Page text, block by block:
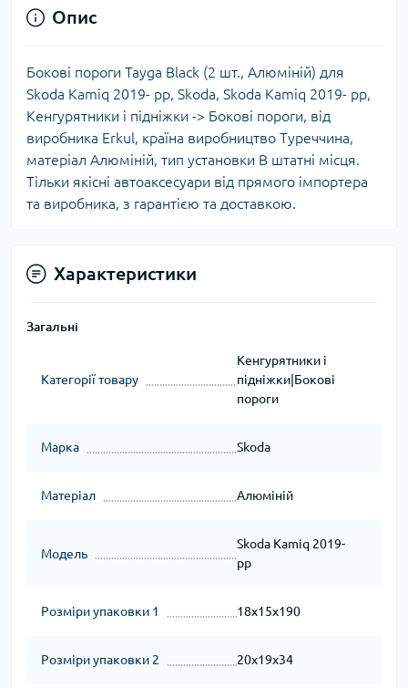
Опис
Бокові пороги Tayga Black (2 шт., Алюміній) для
Skoda Kamiq 2019- рр, Skoda, Skoda Kamiq 2019- рр,
Кенгурятники і підніжки -> Бокові пороги, від
виробника Erkul, країна виробництво Туреччина,
матеріал Алюміній, тип установки В штатні місця.
Тільки якісні автоаксесуари від прямого імпортера
та виробника, з гарантією та доставкою.
Характеристики
Загальні
Категорії товару
Кенгурятники і
підніжки|Бокові
пороги
Марка Skoda
Матеріал Алюміній
Модель
Skoda Kamiq 2019-
рр
Розміри упаковки 1 18x15x190
Розміри упаковки 2 20x19x34